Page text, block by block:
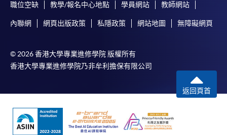
職位空缺 教學/報名中心地點 學員網站 教師網站
內聯網 網頁出版政策 私隱政策 網站地圖 無障礙網頁
© 2026 香港大學專業進修學院 版權所有
香港大學專業進修學院乃非牟利擔保有限公司
返回頁首